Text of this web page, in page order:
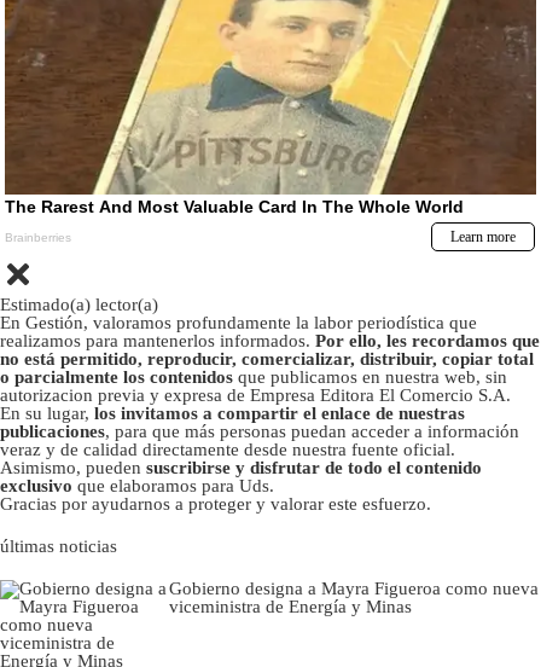
Estimado(a) lector(a)
En Gestión, valoramos profundamente la labor periodística que
realizamos para mantenerlos informados. Por ello, les recordamos que
no está permitido, reproducir, comercializar, distribuir, copiar total
o parcialmente los contenidos que publicamos en nuestra web, sin
autorizacion previa y expresa de Empresa Editora El Comercio S.A.
En su lugar, los invitamos a compartir el enlace de nuestras
publicaciones, para que más personas puedan acceder a información
veraz y de calidad directamente desde nuestra fuente oficial.
Asimismo, pueden suscribirse y disfrutar de todo el contenido
exclusivo que elaboramos para Uds.
Gracias por ayudarnos a proteger y valorar este esfuerzo.
últimas noticias
Gobierno designa a Mayra Figueroa como nueva
viceministra de Energía y Minas